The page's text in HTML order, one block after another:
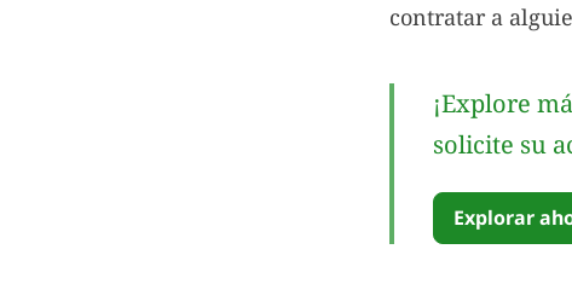
contratar a
¡Explore
solicite su
Explorar